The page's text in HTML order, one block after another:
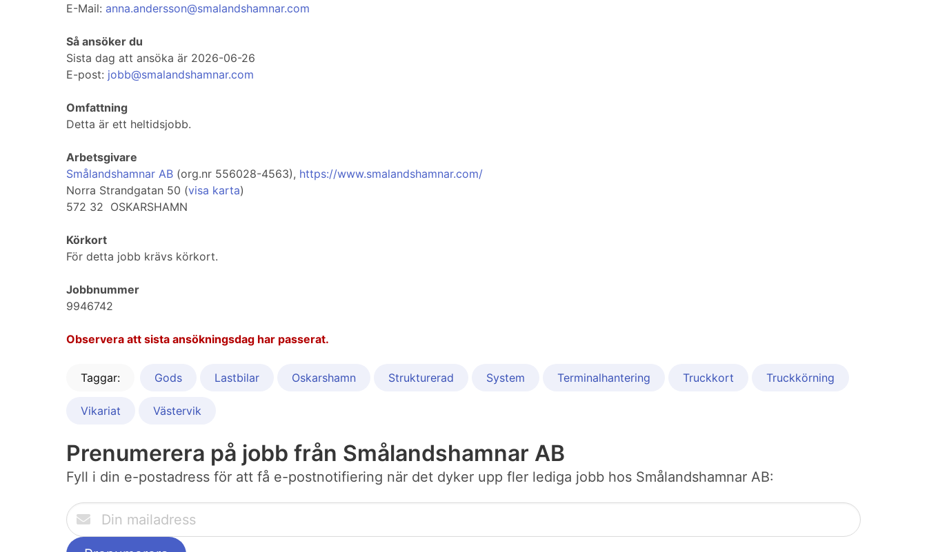
E-Mail: anna.andersson@smalandshamnar.com
Så ansöker du
Sista dag att ansöka är 2026-06-26
E-post: jobb@smalandshamnar.com
Omfattning
Detta är ett heltidsjobb.
Arbetsgivare
Smålandshamnar AB (org.nr 556028-4563), https://www.smalandshamnar.com/
Norra Strandgatan 50 (visa karta)
572 32 OSKARSHAMN
Körkort
För detta jobb krävs körkort.
Jobbnummer
9946742
Observera att sista ansökningsdag har passerat.
Taggar: Gods Lastbilar Oskarshamn Strukturerad System Terminalhantering Truckkort Truckkörning
Vikariat Västervik
Prenumerera på jobb från Smålandshamnar AB
Fyll i din e-postadress för att få e-postnotifiering när det dyker upp fler lediga jobb hos Smålandshamnar AB: